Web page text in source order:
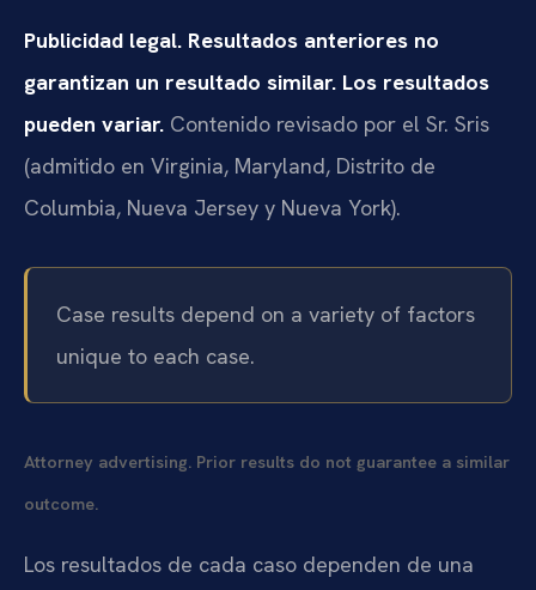
Publicidad legal. Resultados anteriores no
garantizan un resultado similar. Los resultados
pueden variar. Contenido revisado por el Sr. Sris
(admitido en Virginia, Maryland, Distrito de
Columbia, Nueva Jersey y Nueva York).
Case results depend on a variety of factors
unique to each case.
Attorney advertising. Prior results do not guarantee a similar
outcome.
Los resultados de cada caso dependen de una